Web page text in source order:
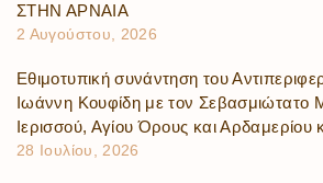
ΣΤΗΝ ΑΡΝΑΙΑ
2 Αυγούστου, 2026
Εθιμοτυπική συνάντηση του
Ιωάννη Κουφίδη με τον Σεβασμιώτατο
Ιερισσού, Αγίου Όρους και Αρδαμερίου
28 Ιουλίου, 2026